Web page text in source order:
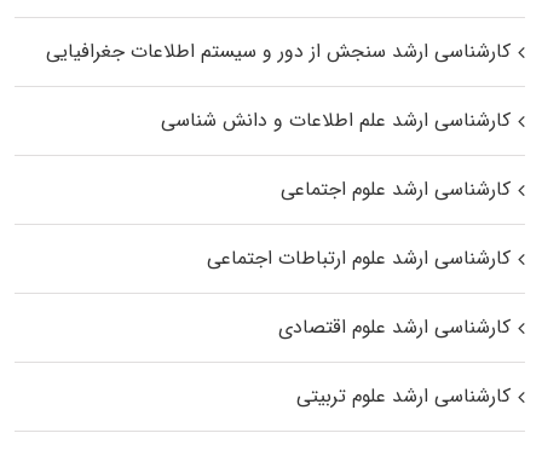
کارشناسی ارشد سنجش از دور و سیستم اطلاعات جغرافیایی
کارشناسی ارشد علم اطلاعات و دانش شناسی
کارشناسی ارشد علوم اجتماعی
کارشناسی ارشد علوم ارتباطات اجتماعی
کارشناسی ارشد علوم اقتصادی
کارشناسی ارشد علوم تربیتی